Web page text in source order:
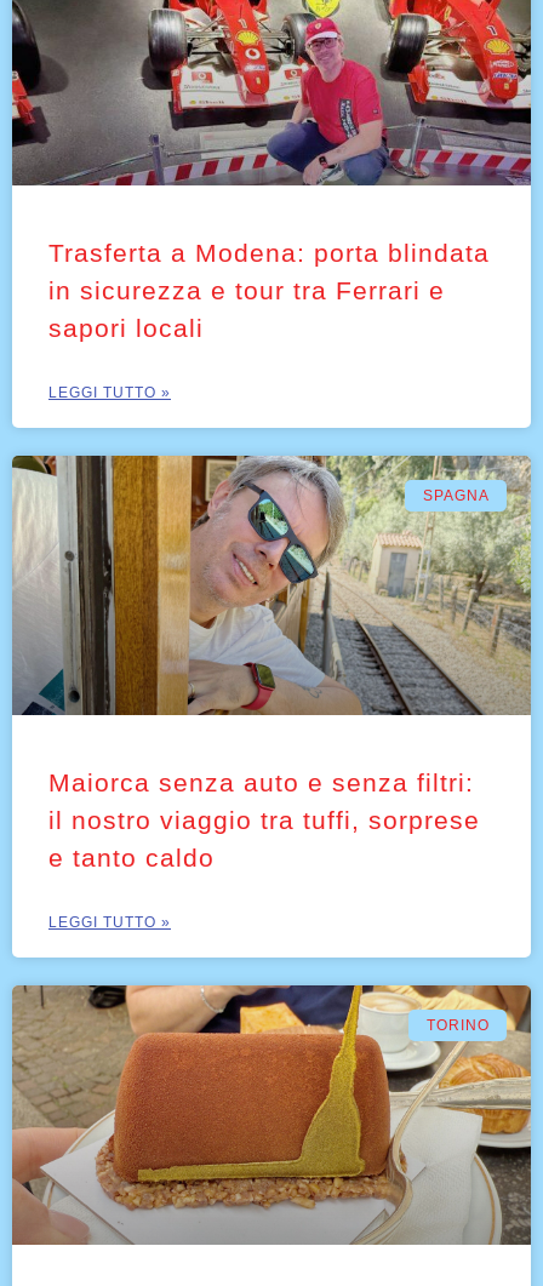
Trasferta a Modena: porta blindata
in sicurezza e tour tra Ferrari e
sapori locali
LEGGI TUTTO »
SPAGNA
Maiorca senza auto e senza filtri:
il nostro viaggio tra tuffi, sorprese
e tanto caldo
LEGGI TUTTO »
TORINO